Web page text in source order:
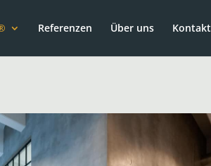
Referenzen Über uns Kontakt